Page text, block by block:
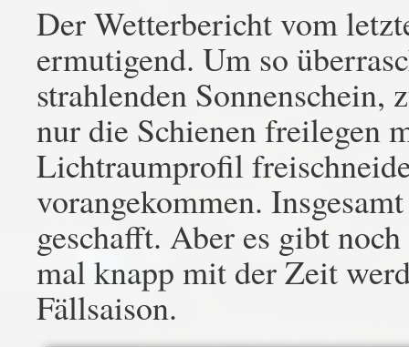
Der Wetterbericht vom
ermutigend. Um so
strahlenden
nur die Schienen freilegen
Lichtraumprofil
vorangekommen.
geschafft. Aber es gibt
mal knapp mit der Zeit
Fällsaison.